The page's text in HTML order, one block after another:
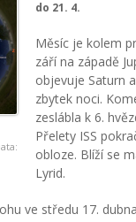
do 21. 4.
Měsíc je kolem
září na západě
objevuje Saturn
zbytek noci.
zeslábla k 6.
Přelety ISS
obloze. Blíží se
Lyrid.
ve středu 17.